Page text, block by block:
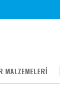
MALZEMELERİ